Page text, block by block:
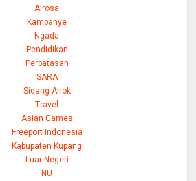
Alrosa
Kampanye
Ngada
Pendidikan
Perbatasan
SARA
Sidang Ahok
Travel
Asian Games
Freeport Indonesia
Kabupaten Kupang
Luar Negeri
NU